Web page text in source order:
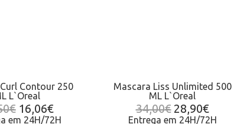
Contour 250
L`Oreal
€ 16,06€
em 24H/72H
Mascara Liss Unlimited 500
ML L`Oreal
34,00€ 28,90€
Entrega em 24H/72H